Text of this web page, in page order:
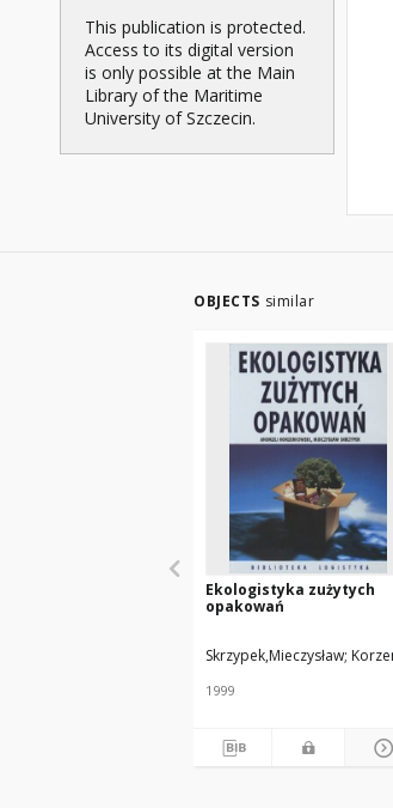
This publication is protected.
Access to its digital version
is only possible at the Main
Library of the Maritime
University of Szczecin.
OBJECTS similar
Ekologistyka zużytych
opakowań
Skrzypek,Mieczysław
1999